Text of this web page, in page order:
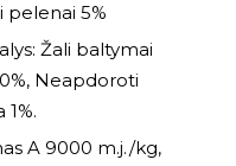
pelenai 5%
Žali baltymai
Neapdoroti
A 9000 m.j./kg,